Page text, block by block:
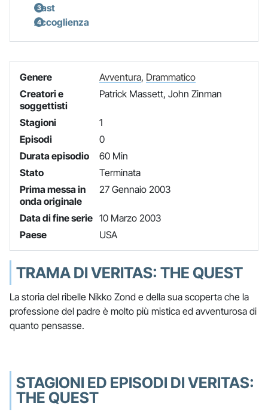
Cast
Accoglienza
Genere Avventura, Drammatico
Creatori e
soggettisti
Patrick Massett, John Zinman
Stagioni
1
Episodi
0
Durata episodio
60 Min
Stato
Terminata
Prima messa in
onda originale
27 Gennaio 2003
Data di fine serie 10 Marzo 2003
Paese
USA
TRAMA DI VERITAS: THE QUEST
La storia del ribelle Nikko Zond e della sua scoperta che la
professione del padre è molto più mistica ed avventurosa di
quanto pensasse.
STAGIONI ED EPISODI DI VERITAS:
THE QUEST